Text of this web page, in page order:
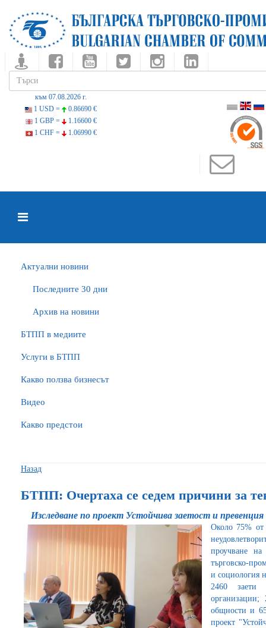
към 07.08.2026 г.
1 USD =
0.86690 €
1 GBP =
1.16600 €
1 CHF =
1.06990 €
Актуални новини
Последните 30 дни
Архив на новини
БTПП в медиите
Услуги в БТПП
Какво ползва бизнесът
Видео
Какво предстои
Назад
БТПП: Очертаха се седем причини за
Изследване по проект Устойчива заетост и
Около 75% от
проучване на
търговско-
и социология
2460 заети
общности и
проект